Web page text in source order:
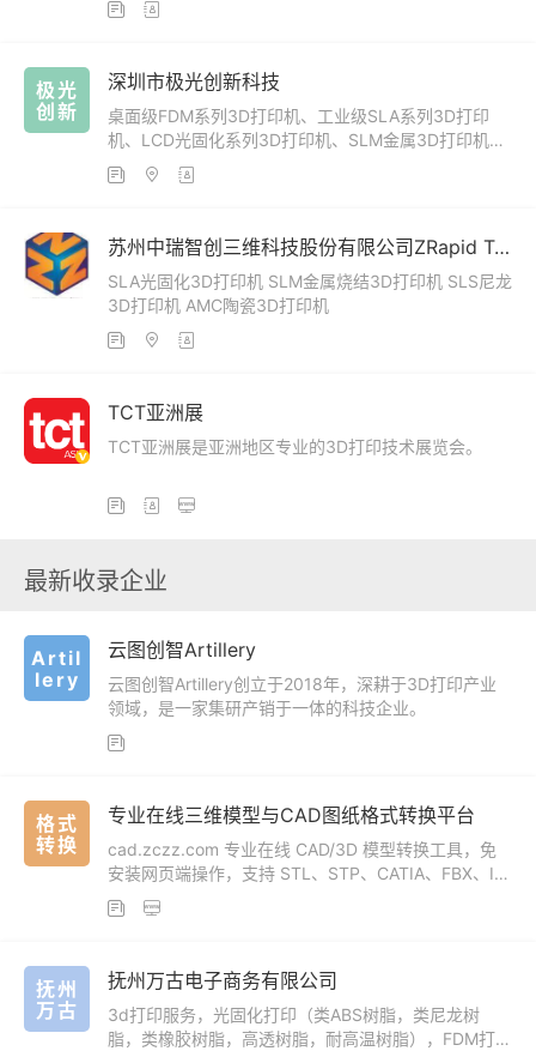
 
极光
创新
深圳市极光创新科技
桌面级FDM系列3D打印机、工业级SLA系列3D打印
机、LCD光固化系列3D打印机、SLM金属3D打印机、
3D打印耗材
  
苏州中瑞智创三维科技股份有限公司ZRapid Tech
SLA光固化3D打印机 SLM金属烧结3D打印机 SLS尼龙
3D打印机 AMC陶瓷3D打印机
  
TCT亚洲展
TCT亚洲展是亚洲地区专业的3D打印技术展览会。
  
最新收录企业
Artil
lery
云图创智Artillery
云图创智Artillery创立于2018年，深耕于3D打印产业
领域，是一家集研产销于一体的科技企业。

格式
转换
专业在线三维模型与CAD图纸格式转换平台
cad.zczz.com 专业在线 CAD/3D 模型转换工具，免
安装网页端操作，支持 STL、STP、CATIA、FBX、IG
S、IFC、GLB 等二十余种工程、三维格式双向互转，
一站式解决设计文件跨软件兼容问题，适配机械、建
 
抚州
万古
抚州万古电子商务有限公司
3d打印服务，光固化打印（类ABS树脂，类尼龙树
脂，类橡胶树脂，高透树脂，耐高温树脂），FDM打印